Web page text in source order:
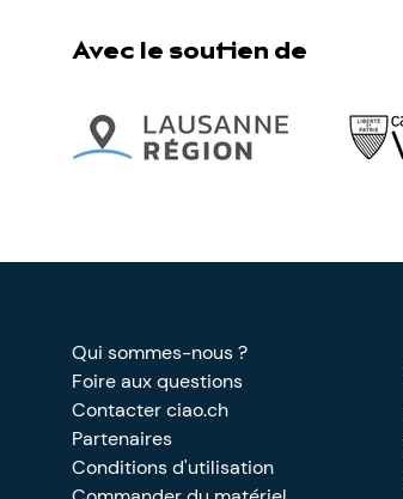
Avec le soutien de
Qui sommes-nous ?
Foire aux questions
Contacter ciao.ch
Partenaires
Conditions d'utilisation